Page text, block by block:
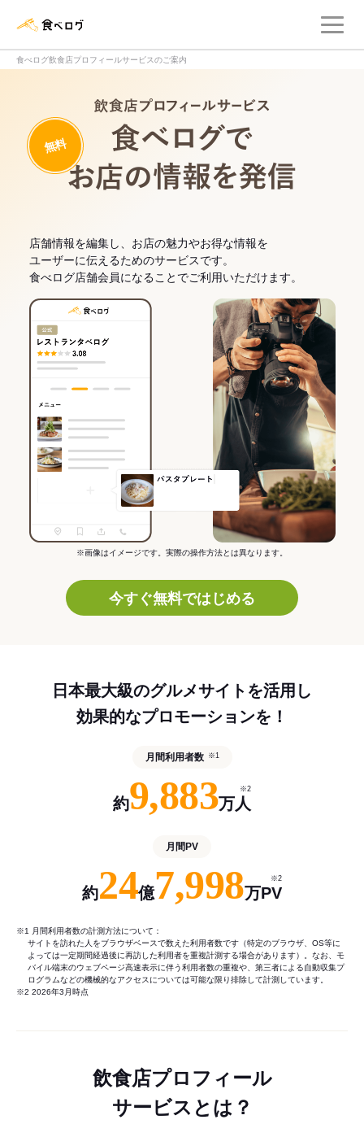
食べログ飲食店プロフィールサービスのご案内
無料
店舗情報を編集し、お店の魅力やお得な情報を
ユーザーに伝えるためのサービスです。
食べログ店舗会員になることでご利用いただけます。
※画像はイメージです。実際の操作方法とは異なります。
今すぐ無料ではじめる
日本最大級のグルメサイトを活用し
効果的なプロモーションを！
月間利用者数 ※1
約9,883万人
※2
月間PV
約24億7,998万PV
※2
※1 月間利用者数の計測方法について：
サイトを訪れた人をブラウザベースで数えた利用者数です（特定のブラウザ、OS等に
よっては一定期間経過後に再訪した利用者を重複計測する場合があります）。なお、モ
バイル端末のウェブページ高速表示に伴う利用者数の重複や、第三者による自動収集プ
ログラムなどの機械的なアクセスについては可能な限り排除して計測しています。
※2 2026年3月時点
飲食店プロフィール
サービスとは？